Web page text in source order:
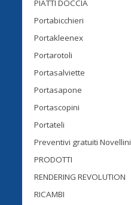
PIATTI DOCCIA
Portabicchieri
Portakleenex
Portarotoli
Portasalviette
Portasapone
Portascopini
Portateli
Preventivi gratuiti Novellini
PRODOTTI
RENDERING REVOLUTION
RICAMBI